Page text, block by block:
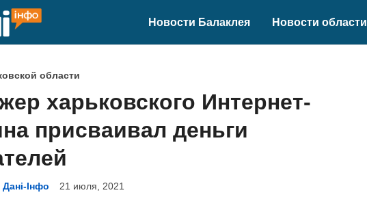
Новости Балаклея Новости области
области
харьковского Интернет-
присваивал деньги
Дані-Інфо 21 июля, 2021